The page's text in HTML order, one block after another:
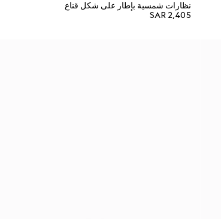
نظارات شمسية بإطار على شكل قناع
SAR 2,405